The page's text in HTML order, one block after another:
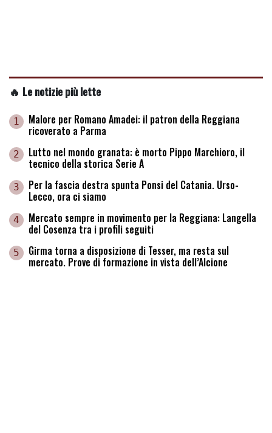
🔥 Le notizie più lette
1 Malore per Romano Amadei: il patron della Reggiana
ricoverato a Parma
2 Lutto nel mondo granata: è morto Pippo Marchioro, il
tecnico della storica Serie A
3 Per la fascia destra spunta Ponsi del Catania. Urso-
Lecco, ora ci siamo
4 Mercato sempre in movimento per la Reggiana: Langella
del Cosenza tra i profili seguiti
5 Girma torna a disposizione di Tesser, ma resta sul
mercato. Prove di formazione in vista dell’Alcione